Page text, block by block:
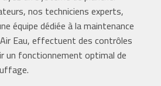
nos techniciens experts,
équipe dédiée à la maintenance
Eau, effectuent des contrôles
un fonctionnement optimal de